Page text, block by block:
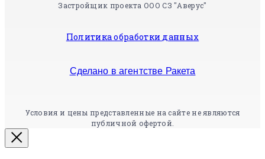
Застройщик проекта ООО СЗ "Аверус"
Политика обработки данных
Сделано в агентстве Ракета
Условия и цены представленные на сайте не являются
публичной офертой.